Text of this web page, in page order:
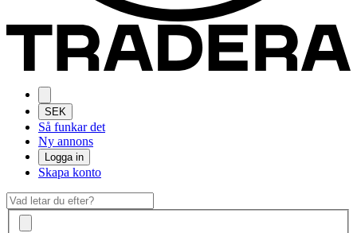
SEK
Så funkar det
Ny annons
Logga in
Skapa konto